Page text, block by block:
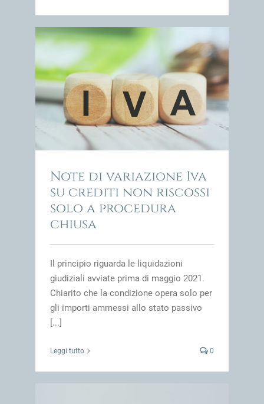
Note di variazione Iva
su crediti non riscossi
solo a procedura
chiusa
Il principio riguarda le liquidazioni
giudiziali avviate prima di maggio 2021.
Chiarito che la condizione opera solo per
gli importi ammessi allo stato passivo
[...]
Leggi tutto 0